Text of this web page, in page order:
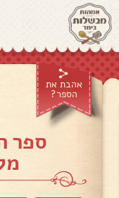
אהבת את
הספר?
ספר